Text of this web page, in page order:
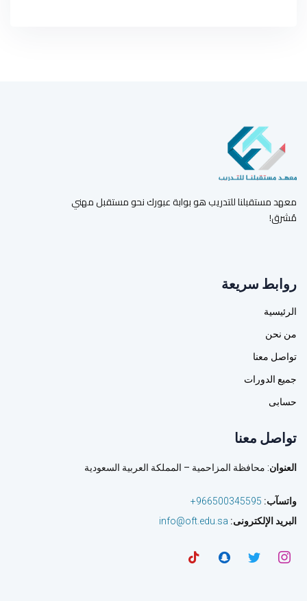
معهد مستقبلنا للتدريب هو بوابة عبورك نحو مستقبل مهني
مُشرق!
روابط سريعة
الرئيسية
من نحن
تواصل معنا
جميع الدورات
حسابى
تواصل معنا
العنوان: محافظة المزاحمية – المملكة العربية السعودية
واتسآب:
966500345595+
البريد الإلكترونى:
info@oft.edu.sa